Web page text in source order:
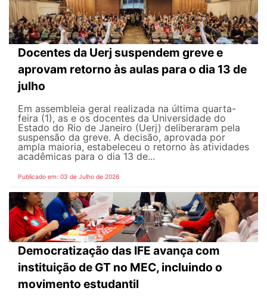
Docentes da Uerj suspendem greve e
aprovam retorno às aulas para o dia 13 de
julho
Em assembleia geral realizada na última quarta-
feira (1), as e os docentes da Universidade do
Estado do Rio de Janeiro (Uerj) deliberaram pela
suspensão da greve. A decisão, aprovada por
ampla maioria, estabeleceu o retorno às atividades
acadêmicas para o dia 13 de...
Publicado em: 03 de Julho de 2026
Democratização das IFE avança com
instituição de GT no MEC, incluindo o
movimento estudantil